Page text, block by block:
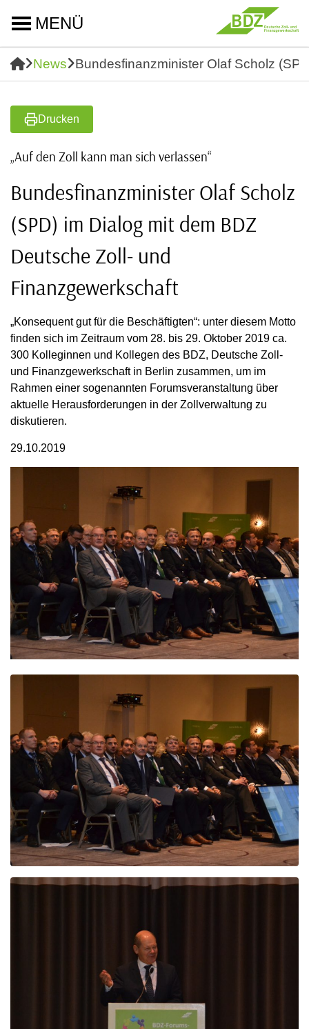
MENÜ
News Bundesfinanzminister Olaf Scholz
Drucken
„Auf den Zoll kann man sich verlassen“
Bundesfinanzminister Olaf Scholz
(SPD) im Dialog mit dem BDZ
Deutsche Zoll- und
Finanzgewerkschaft
„Konsequent gut für die Beschäftigten“: unter diesem Motto
finden sich im Zeitraum vom 28. bis 29. Oktober 2019 ca.
300 Kolleginnen und Kollegen des BDZ, Deutsche Zoll-
und Finanzgewerkschaft in Berlin zusammen, um im
Rahmen einer sogenannten Forumsveranstaltung über
aktuelle Herausforderungen in der Zollverwaltung zu
diskutieren.
29.10.2019